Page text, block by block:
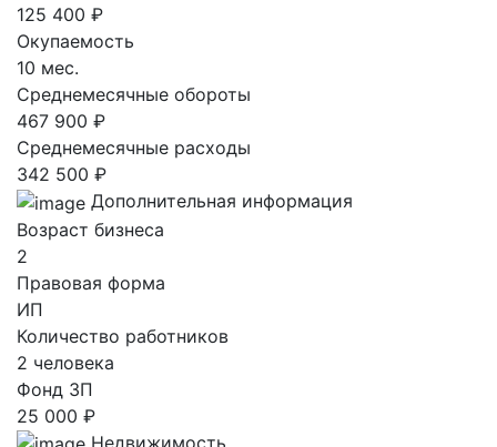
125 400 ₽
Окупаемость
10 мес.
Среднемесячные обороты
467 900 ₽
Среднемесячные расходы
342 500 ₽
Дополнительная информация
Возраст бизнеса
2
Правовая форма
ИП
Количество работников
2 человека
Фонд ЗП
25 000 ₽
Недвижимость